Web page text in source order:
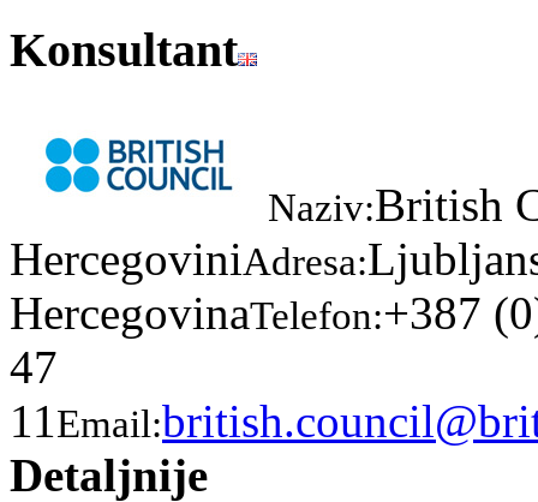
Konsultant
Naziv:British
HercegoviniAdresa:
HercegovinaTelefon:+387
47
11Email:
Detaljnije